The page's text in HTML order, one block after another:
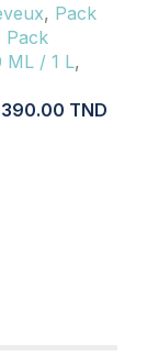
, Pack
Pack
ML / 1 L,
390.00 TND